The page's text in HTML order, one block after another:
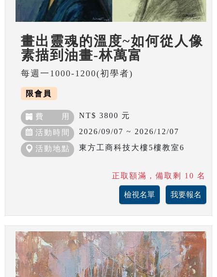
畫出靈魂的溫度~如何從人像
素描到油畫-林萬富
每週一1000-1200(初學者)
限會員
費 用 NT$ 3800 元
活動時間 2026/09/07 ~ 2026/12/07
活動地點 東方工商科技大樓5樓教室6
正取額滿，備取剩 10 名